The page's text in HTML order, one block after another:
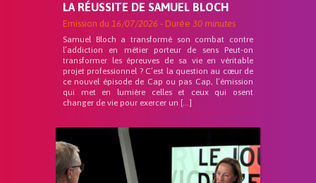
LA RÉUSSITE DE SAMUEL BLOCH
Emission du 16/07/2026 - Durée 30 minutes
Samuel Bloch a transformé son combat contre
l’addiction en métier porteur de sens Peut-on
transformer les épreuves de sa vie en véritable
projet professionnel ? C’est la question au cœur de
ce nouvel épisode de Cap ou pas Cap, l’émission
qui met en lumière celles et ceux qui osent
changer de vie pour exercer un […]